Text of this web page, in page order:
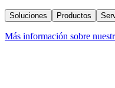
Soluciones Productos
Más información sobre